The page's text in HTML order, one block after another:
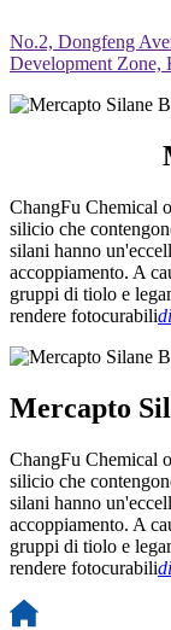
No.2, Dongfeng
Development Zone,
ChangFu Chemical
silicio che
silani hanno
accoppiamento. A
gruppi di tiolo e
rendere fotocurabili
Mercapto
ChangFu Chemical
silicio che
silani hanno
accoppiamento. A
gruppi di tiolo e
rendere fotocurabili